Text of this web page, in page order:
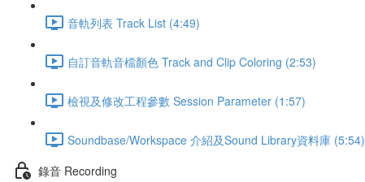
音軌列表 Track List (4:49)
自訂音軌音檔顏色 Track and Clip Coloring (2:53)
檢視及修改工程參數 Session Parameter (1:57)
Soundbase/Workspace 介紹及Sound Library資料庫 (5:54)
錄音 Recording